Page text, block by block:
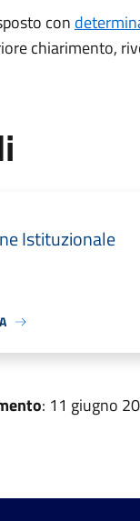
con
chiarimento,
Istituzionale
: 11 giugno